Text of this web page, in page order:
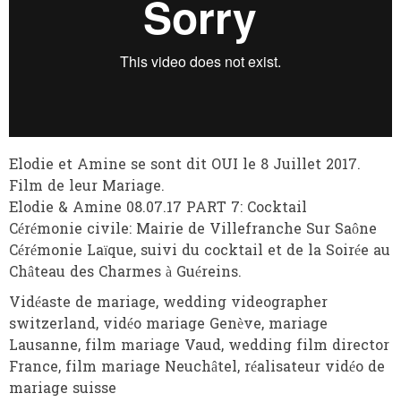
Elodie et Amine se sont dit OUI le 8 Juillet 2017.
Film de leur Mariage.
Elodie & Amine 08.07.17 PART 7: Cocktail
Cérémonie civile: Mairie de Villefranche Sur Saône
Cérémonie Laïque, suivi du cocktail et de la Soirée au
Château des Charmes à Guéreins.
Vidéaste de mariage, wedding videographer
switzerland, vidéo mariage Genève, mariage
Lausanne, film mariage Vaud, wedding film director
France, film mariage Neuchâtel, réalisateur vidéo de
mariage suisse